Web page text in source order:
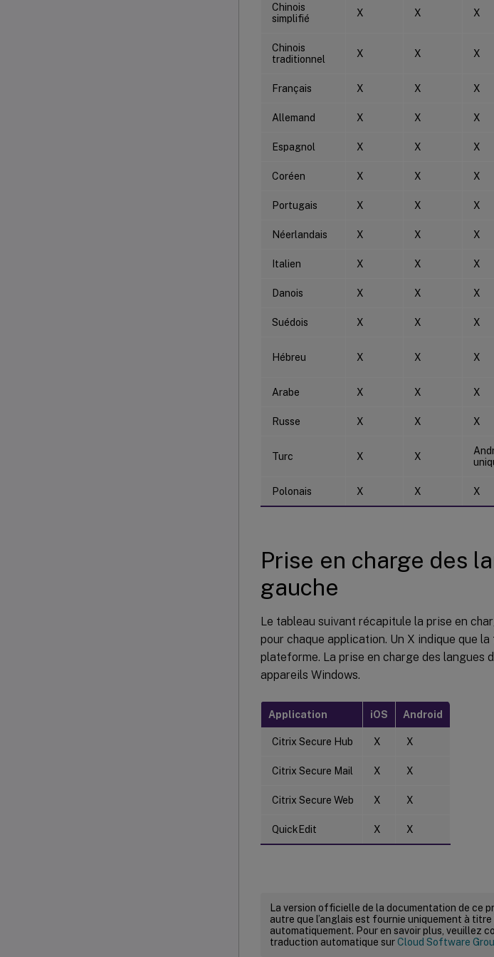
Chinois
simplifié
X X X
Chinois
traditionnel
X X X
Français X X X
Allemand X X X
Espagnol X X X
Coréen X X X
Portugais X X X
Néerlandais X X X
Italien X X X
Danois X X X
Suédois X X X
Hébreu X X X
Arabe X X X
Russe X X X
Turc X X
Polonais X X X
Prise en charge des
gauche
Le tableau suivant récapitule la prise en
pour chaque application. Un X indique que
plateforme. La prise en charge des langues
appareils Windows.
Application iOS Android
Citrix Secure Hub X X
Citrix Secure Mail X X
Citrix Secure Web X X
QuickEdit X X
La version officielle de la documentation de ce
autre que l’anglais est fournie uniquement à
automatiquement. Pour en savoir plus, veuillez
traduction automatique surCloud Software